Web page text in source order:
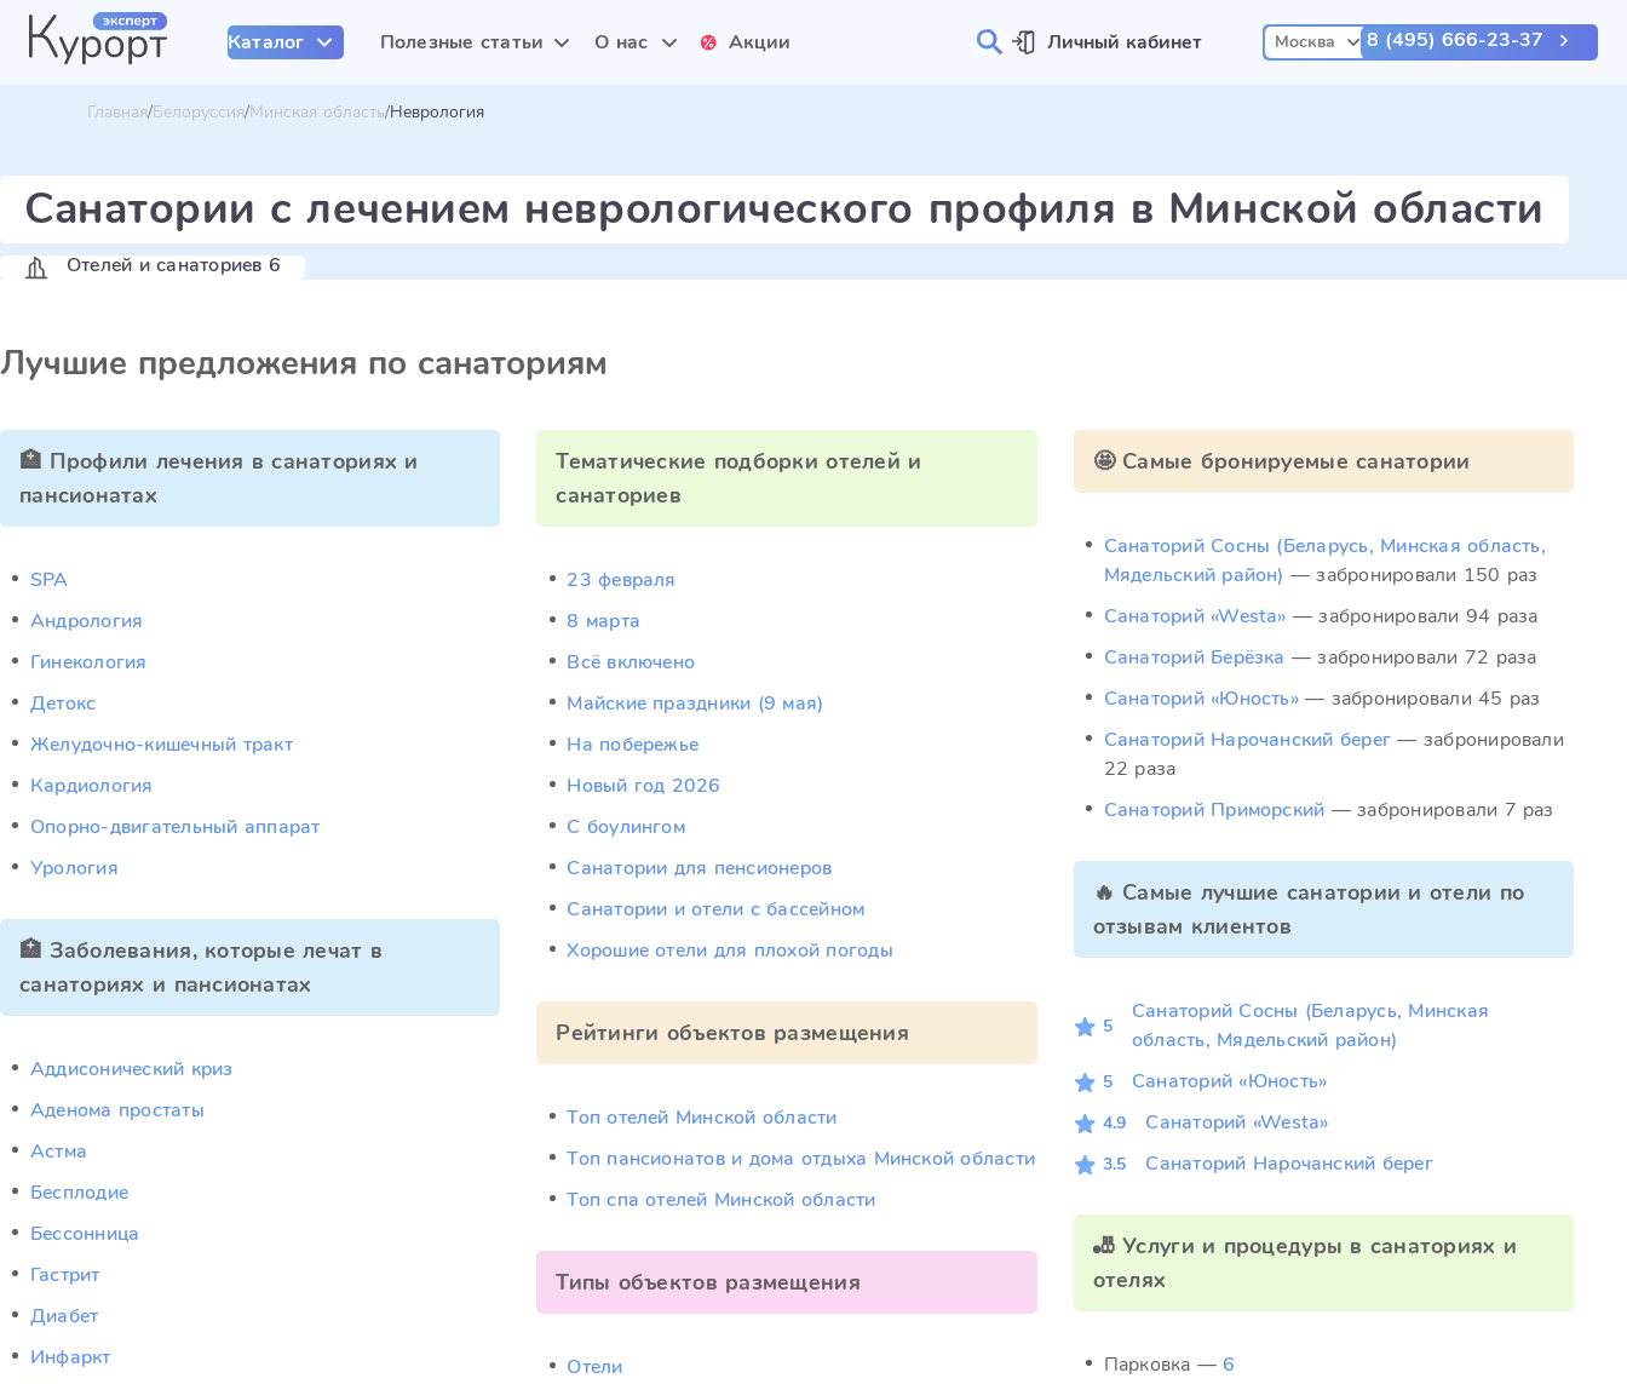
Каталог Полезные статьи О нас Акции Личный кабинет Москва 8 (495) 666-23-37
Главная Белоруссия Минская область Неврология
Санатории с лечением неврологического профиля в Минской области
Отелей и санаториев 6
Лучшие предложения по санаториям
🏥 Профили лечения в санаториях и
пансионатах
SPA
Андрология
Гинекология
Детокс
Желудочно-кишечный тракт
Кардиология
Опорно-двигательный аппарат
Урология
🏥 Заболевания, которые лечат в
санаториях и пансионатах
Аддисонический криз
Аденома простаты
Астма
Бесплодие
Бессонница
Гастрит
Диабет
Инфаркт
Тематические подборки отелей и
санаториев
23 февраля
8 марта
Всё включено
Майские праздники (9 мая)
На побережье
Новый год 2026
С боулингом
Санатории для пенсионеров
Санатории и отели с бассейном
Хорошие отели для плохой погоды
Рейтинги объектов размещения
Топ отелей Минской области
Топ пансионатов и дома отдыха Минской области
Топ спа отелей Минской области
Типы объектов размещения
Отели
🤩 Самые бронируемые санатории
Санаторий Сосны (Беларусь, Минская область,
Мядельский район) — забронировали 150 раз
Санаторий «Westa» — забронировали 94 раза
Санаторий Берёзка — забронировали 72 раза
Санаторий «Юность» — забронировали 45 раз
Санаторий Нарочанский берег — забронировали
22 раза
Санаторий Приморский — забронировали 7 раз
🔥 Самые лучшие санатории и отели по
отзывам клиентов
5
Санаторий Сосны (Беларусь, Минская
область, Мядельский район)
5 Санаторий «Юность»
4.9 Санаторий «Westa»
3.5 Санаторий Нарочанский берег
🎳 Услуги и процедуры в санаториях и
отелях
Парковка —6